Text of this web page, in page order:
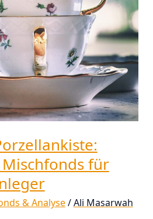
für
& Analyse/Ali Masarwah